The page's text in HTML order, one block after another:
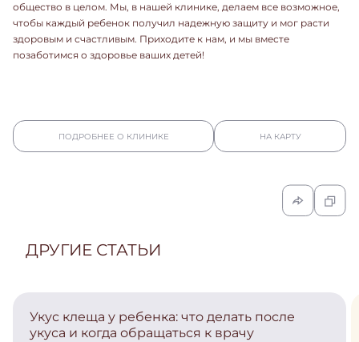
общество в целом. Мы, в нашей клинике, делаем все возможное,
чтобы каждый ребенок получил надежную защиту и мог расти
здоровым и счастливым. Приходите к нам, и мы вместе
позаботимся о здоровье ваших детей!
ПОДРОБНЕЕ О КЛИНИКЕ НА КАРТУ
ДРУГИЕ СТАТЬИ
Укус клеща у ребенка: что делать после
укуса и когда обращаться к врачу